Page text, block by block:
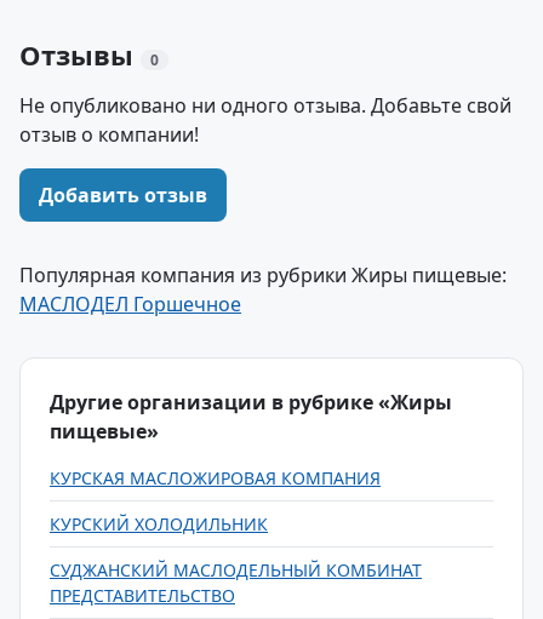
Отзывы 0
Не опубликовано ни одного отзыва. Добавьте свой
отзыв о компании!
Добавить отзыв
Популярная компания из рубрики Жиры пищевые:
МАСЛОДЕЛ Горшечное
Другие организации в рубрике «Жиры
пищевые»
КУРСКАЯ МАСЛОЖИРОВАЯ КОМПАНИЯ
КУРСКИЙ ХОЛОДИЛЬНИК
СУДЖАНСКИЙ МАСЛОДЕЛЬНЫЙ КОМБИНАТ
ПРЕДСТАВИТЕЛЬСТВО